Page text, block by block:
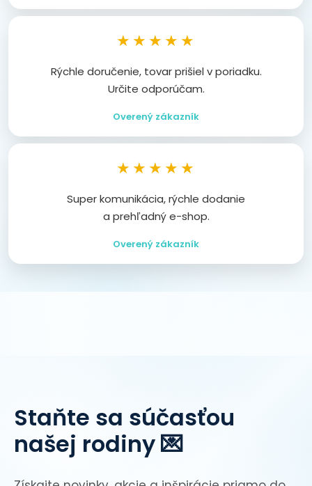
★★★★★
Rýchle doručenie, tovar prišiel v poriadku.
Určite odporúčam.
Overený zákazník
★★★★★
Super komunikácia, rýchle dodanie
a prehľadný e-shop.
Overený zákazník
Staňte sa súčasťou
našej rodiny 💌